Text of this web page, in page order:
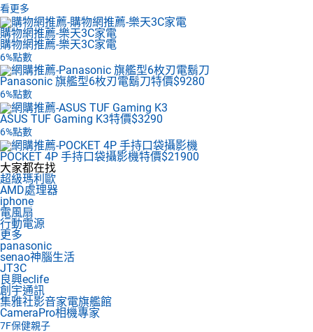
看更多
購物網推薦-樂天3C家電
購物網推薦-樂天3C家電
6%點數
Panasonic 旗艦型6枚刃電鬍刀特價$9280
6%點數
ASUS TUF Gaming K3特價$3290
6%點數
POCKET 4P 手持口袋攝影機特價$21900
大家都在找
超級瑪利歐
AMD處理器
iphone
電風扇
行動電源
更多
panasonic
senao神腦生活
JT3C
良興eclife
創宇通訊
集雅社影音家電旗艦館
CameraPro相機專家
7F保健親子